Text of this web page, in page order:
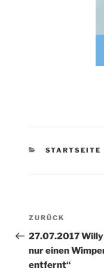
KATEGORIEN
STARTSEITE
Vorheriger
Beitrag
ZURÜCK
27.07.2017
nur einen
entfernt“